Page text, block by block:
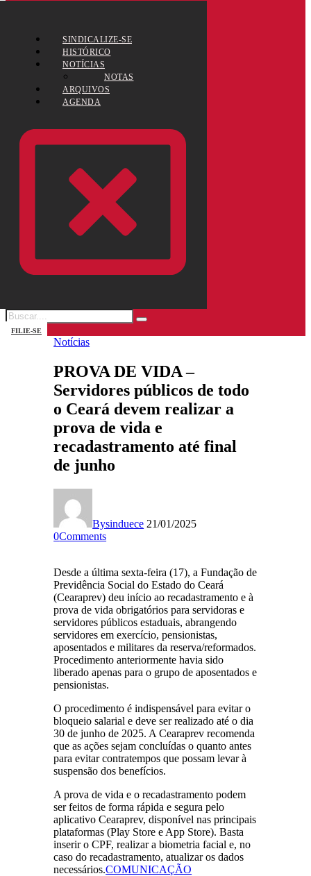
SINDICALIZE-SE
HISTÓRICO
NOTÍCIAS
NOTAS
ARQUIVOS
AGENDA
FILIE-SE
Notícias
PROVA DE VIDA –
Servidores públicos de todo
o Ceará devem realizar a
prova de vida e
recadastramento até final
de junho
Bysinduece 21/01/2025
0Comments
Desde a última sexta-feira (17), a Fundação de
Previdência Social do Estado do Ceará
(Cearaprev) deu início ao recadastramento e à
prova de vida obrigatórios para servidoras e
servidores públicos estaduais, abrangendo
servidores em exercício, pensionistas,
aposentados e militares da reserva/reformados.
Procedimento anteriormente havia sido
liberado apenas para o grupo de aposentados e
pensionistas.
O procedimento é indispensável para evitar o
bloqueio salarial e deve ser realizado até o dia
30 de junho de 2025. A Cearaprev recomenda
que as ações sejam concluídas o quanto antes
para evitar contratempos que possam levar à
suspensão dos benefícios.
A prova de vida e o recadastramento podem
ser feitos de forma rápida e segura pelo
aplicativo Cearaprev, disponível nas principais
plataformas (Play Store e App Store). Basta
inserir o CPF, realizar a biometria facial e, no
caso do recadastramento, atualizar os dados
necessários.COMUNICAÇÃO